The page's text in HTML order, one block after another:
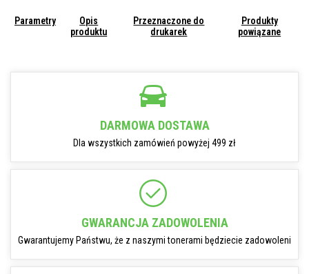
Parametry
Opis
produktu
Przeznaczone do
drukarek
Produkty
powiązane
DARMOWA DOSTAWA
Dla wszystkich zamówień powyżej 499 zł
GWARANCJA ZADOWOLENIA
Gwarantujemy Państwu, że z naszymi tonerami będziecie zadowoleni